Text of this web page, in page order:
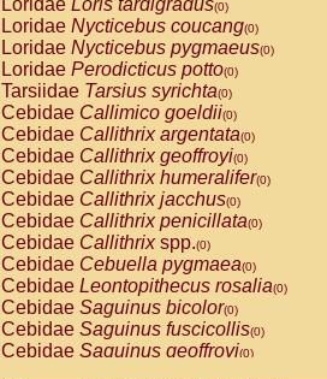
Loridae Loris tardigradus(0)
Loridae Nycticebus coucang(0)
Loridae Nycticebus pygmaeus(0)
Loridae Perodicticus potto(0)
Tarsiidae Tarsius syrichta(0)
Cebidae Callimico goeldii(0)
Cebidae Callithrix argentata(0)
Cebidae Callithrix geoffroyi(0)
Cebidae Callithrix humeralifer(0)
Cebidae Callithrix jacchus(0)
Cebidae Callithrix penicillata(0)
Cebidae Callithrixspp.(0)
Cebidae Cebuella pygmaea(0)
Cebidae Leontopithecus rosalia(0)
Cebidae Saguinus bicolor(0)
Cebidae Saguinus fuscicollis(0)
Cebidae Saguinus geoffroyi(0)